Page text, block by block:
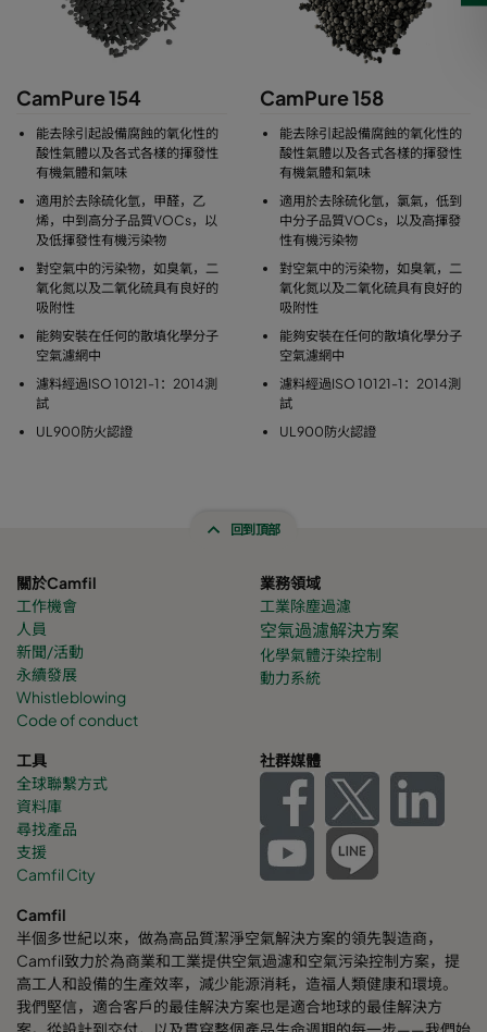
CamPure 154
能去除引起設備腐蝕的氧化性的
酸性氣體以及各式各樣的揮發性
有機氣體和氣味
適用於去除硫化氫，甲醛，乙
烯，中到高分子品質VOCs，以
及低揮發性有機污染物
對空氣中的污染物，如臭氧，二
氧化氮以及二氧化硫具有良好的
吸附性
能夠安裝在任何的散填化學分子
空氣濾網中
濾料經過ISO 10121-1：2014測
試
UL900防火認證
CamPure 158
能去除引起設備腐蝕的氧化性的
酸性氣體以及各式各樣的揮發性
有機氣體和氣味
適用於去除硫化氫，氯氣，低到
中分子品質VOCs，以及高揮發
性有機污染物
對空氣中的污染物，如臭氧，二
氧化氮以及二氧化硫具有良好的
吸附性
能夠安裝在任何的散填化學分子
空氣濾網中
濾料經過ISO 10121-1：2014測
試
UL900防火認證
回到頂部
關於Camfil
工作機會
人員
新聞/活動
永續發展
Whistleblowing
Code of conduct
業務領域
工業除塵過濾
空氣過濾解決方案
化學氣體汙染控制
動力系統
工具
全球聯繫方式
資料庫
尋找產品
支援
Camfil City
社群媒體
Camfil
半個多世紀以來，做為高品質潔淨空氣解決方案的領先製造商，
Camfil致力於為商業和工業提供空氣過濾和空氣污染控制方案，提
高工人和設備的生產效率，減少能源消耗，造福人類健康和環境。
我們堅信，適合客戶的最佳解決方案也是適合地球的最佳解決方